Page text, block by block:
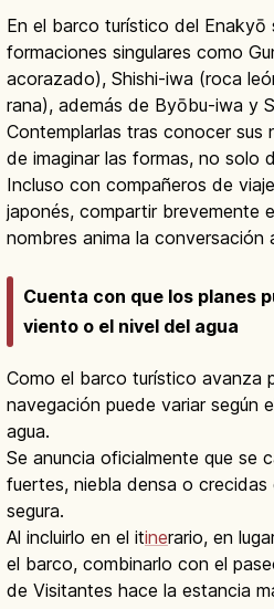
En el barco turístico del
formaciones singulares como
acorazado), Shishi-iwa (roca
rana), además de Byōbu-iwa y
Contemplarlas tras conocer sus
de imaginar las formas, no solo
Incluso con compañeros de
japonés, compartir brevemente
nombres anima la conversación
Cuenta con que los planes
viento o el nivel del agua
Como el barco turístico avanza
navegación puede variar según
agua.
Se anuncia oficialmente que se
fuertes, niebla densa o
segura.
Al incluirlo en el itinerario, en
el barco, combinarlo con el
de Visitantes hace la estancia